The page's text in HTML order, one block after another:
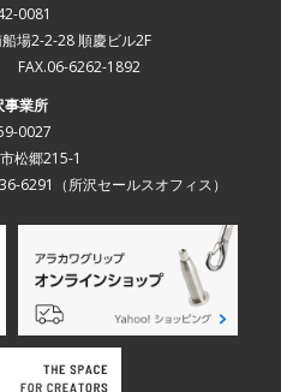
0081
場2-2-28 順慶ビル2F
FAX.06-6262-1892
事業所
0027
松郷215-1
6291 （所沢セールスオフィス）